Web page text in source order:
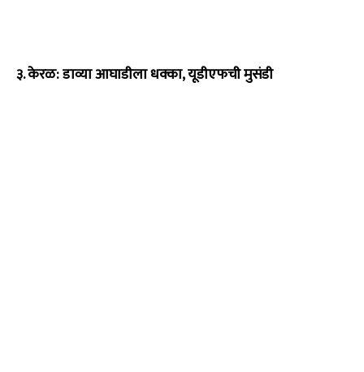
३. केरळ: डाव्या आघाडीला धक्का, यूडीएफची मुसंडी